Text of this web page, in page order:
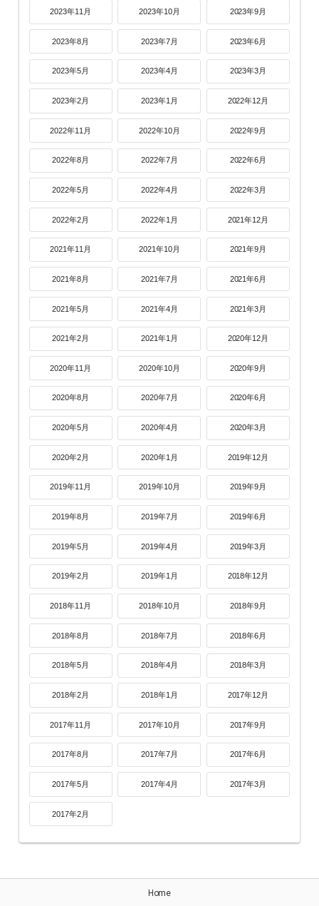
2023年11月 2023年10月 2023年9月
2023年8月 2023年7月 2023年6月
2023年5月 2023年4月 2023年3月
2023年2月 2023年1月 2022年12月
2022年11月 2022年10月 2022年9月
2022年8月 2022年7月 2022年6月
2022年5月 2022年4月 2022年3月
2022年2月 2022年1月 2021年12月
2021年11月 2021年10月 2021年9月
2021年8月 2021年7月 2021年6月
2021年5月 2021年4月 2021年3月
2021年2月 2021年1月 2020年12月
2020年11月 2020年10月 2020年9月
2020年8月 2020年7月 2020年6月
2020年5月 2020年4月 2020年3月
2020年2月 2020年1月 2019年12月
2019年11月 2019年10月 2019年9月
2019年8月 2019年7月 2019年6月
2019年5月 2019年4月 2019年3月
2019年2月 2019年1月 2018年12月
2018年11月 2018年10月 2018年9月
2018年8月 2018年7月 2018年6月
2018年5月 2018年4月 2018年3月
2018年2月 2018年1月 2017年12月
2017年11月 2017年10月 2017年9月
2017年8月 2017年7月 2017年6月
2017年5月 2017年4月 2017年3月
2017年2月
Home